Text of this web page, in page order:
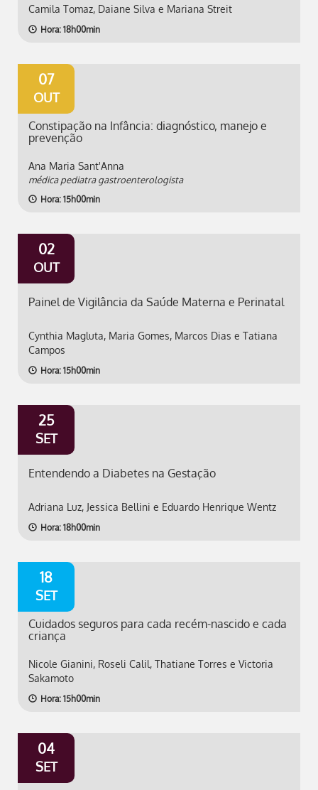
Camila Tomaz, Daiane Silva e Mariana Streit
Hora: 18h00min
07
OUT
Constipação na Infância: diagnóstico, manejo e
prevenção
Ana Maria Sant'Anna
médica pediatra gastroenterologista
Hora: 15h00min
02
OUT
Painel de Vigilância da Saúde Materna e Perinatal
Cynthia Magluta, Maria Gomes, Marcos Dias e Tatiana
Campos
Hora: 15h00min
25
SET
Entendendo a Diabetes na Gestação
Adriana Luz, Jessica Bellini e Eduardo Henrique Wentz
Hora: 18h00min
18
SET
Cuidados seguros para cada recém-nascido e cada
criança
Nicole Gianini, Roseli Calil, Thatiane Torres e Victoria
Sakamoto
Hora: 15h00min
04
SET